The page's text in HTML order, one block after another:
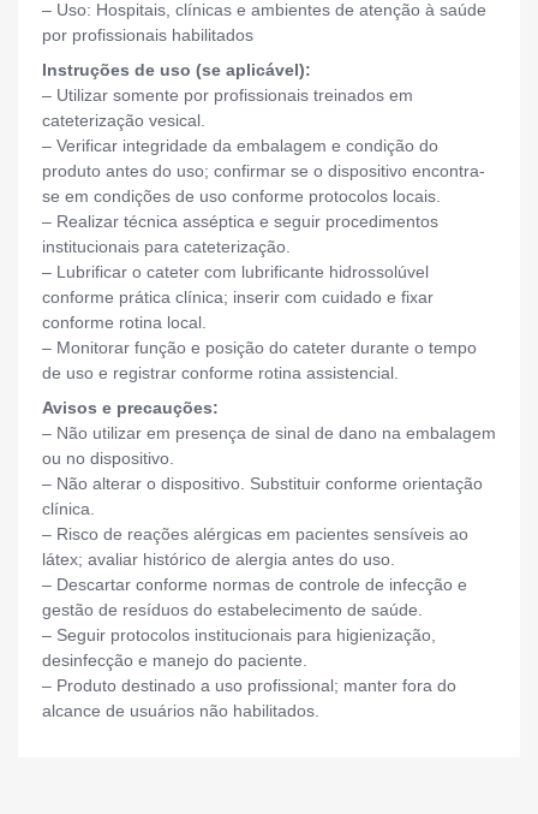
– Uso: Hospitais, clínicas e ambientes de atenção à saúde
por profissionais habilitados
Instruções de uso (se aplicável):
– Utilizar somente por profissionais treinados em
cateterização vesical.
– Verificar integridade da embalagem e condição do
produto antes do uso; confirmar se o dispositivo encontra-
se em condições de uso conforme protocolos locais.
– Realizar técnica asséptica e seguir procedimentos
institucionais para cateterização.
– Lubrificar o cateter com lubrificante hidrossolúvel
conforme prática clínica; inserir com cuidado e fixar
conforme rotina local.
– Monitorar função e posição do cateter durante o tempo
de uso e registrar conforme rotina assistencial.
Avisos e precauções:
– Não utilizar em presença de sinal de dano na embalagem
ou no dispositivo.
– Não alterar o dispositivo. Substituir conforme orientação
clínica.
– Risco de reações alérgicas em pacientes sensíveis ao
látex; avaliar histórico de alergia antes do uso.
– Descartar conforme normas de controle de infecção e
gestão de resíduos do estabelecimento de saúde.
– Seguir protocolos institucionais para higienização,
desinfecção e manejo do paciente.
– Produto destinado a uso profissional; manter fora do
alcance de usuários não habilitados.